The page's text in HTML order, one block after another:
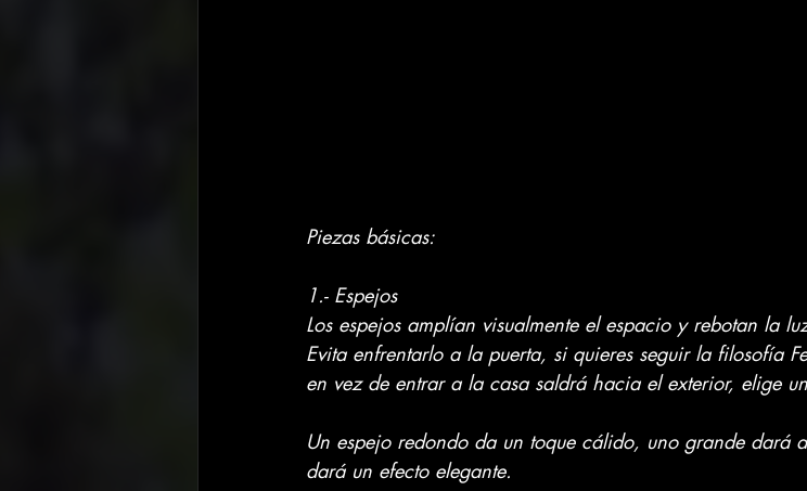
Piezas básicas:
1.- Espejos
Los espejos amplían visualmente el espacio y rebotan la
Evita enfrentarlo a la puerta, si quieres seguir la filosofía
en vez de entrar a la casa saldrá hacia el exterior, elige
Un espejo redondo da un toque cálido, uno grande dará
dará un efecto elegante.